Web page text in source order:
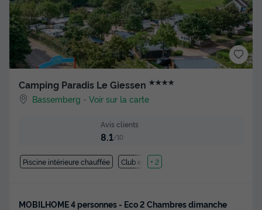
Camping Paradis Le Giessen ★★★★
Bassemberg -Voir sur la carte
Avis clients
8.1/10
Piscine intérieure chauffée Club enfant
+ 2
MOBILHOME 4 personnes - Eco 2 Chambres dimanche